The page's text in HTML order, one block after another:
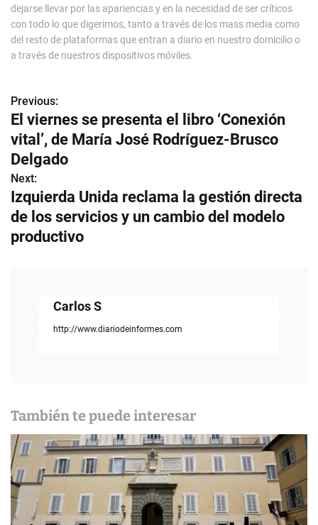
dejarse llevar por las apariencias y en la necesidad de ser críticos
con todo lo que digerimos, tanto a través de los mass media como
del resto de plataformas que entran a diario en nuestro domicilio o
a través de nuestros dispositivos móviles.
N
a
v
e
g
a
n
t
r
Previous:
El viernes se presenta el libro ‘Conexión
vital’, de María José Rodríguez-Brusco
Delgado
Next:
Izquierda Unida reclama la gestión directa
de los servicios y un cambio del modelo
productivo
Carlos S
http://www.diariodeinformes.com
También te puede interesar